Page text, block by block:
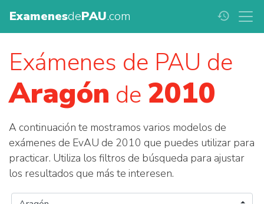
ExamenesdePAU.com history
Exámenes de PAU de
Aragón de 2010
A continuación te mostramos varios modelos de
exámenes de EvAU de 2010 que puedes utilizar para
practicar. Utiliza los filtros de búsqueda para ajustar
los resultados que más te interesen.